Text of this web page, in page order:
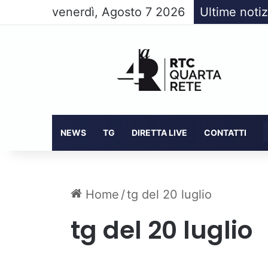
venerdì, Agosto 7 2026 Ultime
NEWS TG DIRETTA LIVE CONTATTI
Home /tg del 20 luglio
tg del 20 luglio